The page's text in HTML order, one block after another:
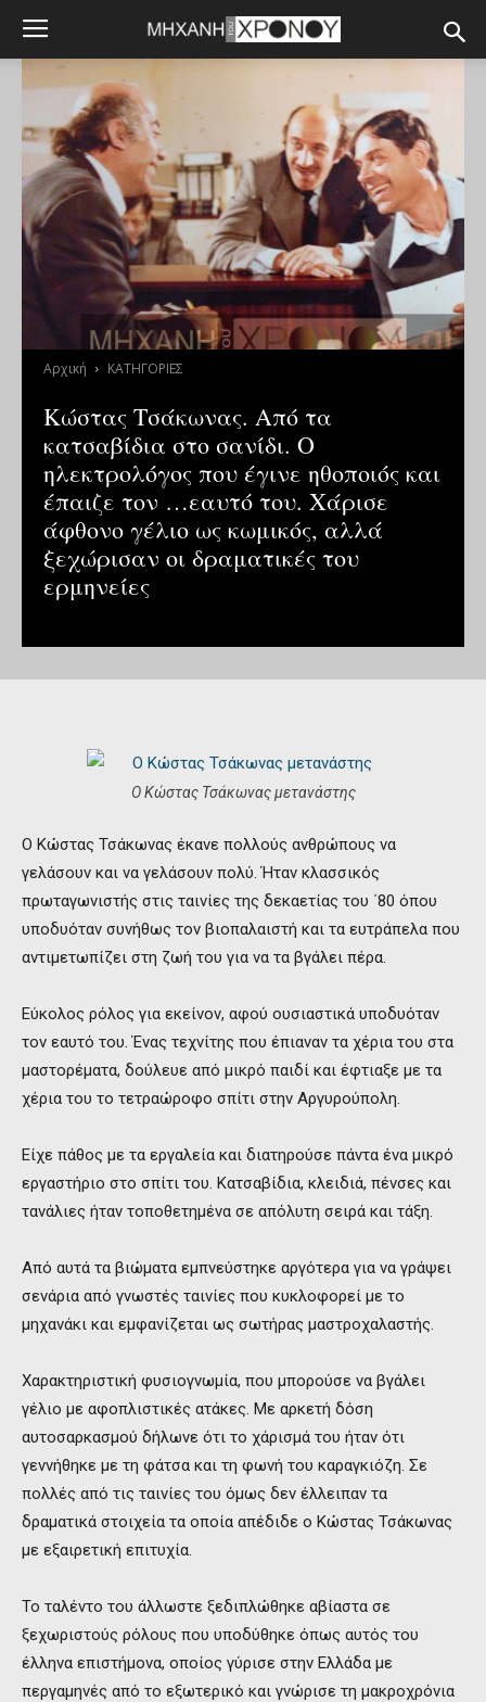
Αρχική ΚΑΤΗΓΟΡΙΕΣ
Κώστας Τσάκωνας. Από τα
κατσαβίδια στο σανίδι. Ο
ηλεκτρολόγος που έγινε ηθοποιός και
έπαιζε τον …εαυτό του. Χάρισε
άφθονο γέλιο ως κωμικός, αλλά
ξεχώρισαν οι δραματικές του
ερμηνείες
Ο Κώστας Τσάκωνας μετανάστης
Ο Κώστας Τσάκωνας έκανε πολλούς ανθρώπους να
γελάσουν και να γελάσουν πολύ. Ήταν κλασσικός
πρωταγωνιστής στις ταινίες της δεκαετίας του ΄80 όπου
υποδυόταν συνήθως τον βιοπαλαιστή και τα ευτράπελα που
αντιμετωπίζει στη ζωή του για να τα βγάλει πέρα.
Εύκολος ρόλος για εκείνον, αφού ουσιαστικά υποδυόταν
τον εαυτό του. Ένας τεχνίτης που έπιαναν τα χέρια του στα
μαστορέματα, δούλευε από μικρό παιδί και έφτιαξε με τα
χέρια του το τετραώροφο σπίτι στην Αργυρούπολη.
Είχε πάθος με τα εργαλεία και διατηρούσε πάντα ένα μικρό
εργαστήριο στο σπίτι του. Κατσαβίδια, κλειδιά, πένσες και
τανάλιες ήταν τοποθετημένα σε απόλυτη σειρά και τάξη.
Από αυτά τα βιώματα εμπνεύστηκε αργότερα για να γράψει
σενάρια από γνωστές ταινίες που κυκλοφορεί με το
μηχανάκι και εμφανίζεται ως σωτήρας μαστροχαλαστής.
Χαρακτηριστική φυσιογνωμία, που μπορούσε να βγάλει
γέλιο με αφοπλιστικές ατάκες. Με αρκετή δόση
αυτοσαρκασμού δήλωνε ότι το χάρισμά του ήταν ότι
γεννήθηκε με τη φάτσα και τη φωνή του καραγκιόζη. Σε
πολλές από τις ταινίες του όμως δεν έλλειπαν τα
δραματικά στοιχεία τα οποία απέδιδε ο Κώστας Τσάκωνας
με εξαιρετική επιτυχία.
Το ταλέντο του άλλωστε ξεδιπλώθηκε αβίαστα σε
ξεχωριστούς ρόλους που υποδύθηκε όπως αυτός του
έλληνα επιστήμονα, οποίος γύρισε στην Ελλάδα με
περγαμηνές από το εξωτερικό και γνώρισε τη μακροχρόνια